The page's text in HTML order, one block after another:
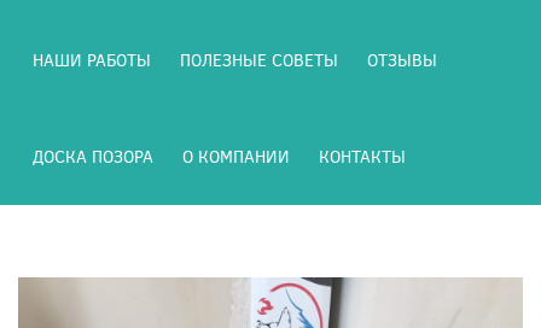
НАШИ РАБОТЫ ПОЛЕЗНЫЕ СОВЕТЫ ОТЗЫВЫ
ДОСКА ПОЗОРА О КОМПАНИИ КОНТАКТЫ